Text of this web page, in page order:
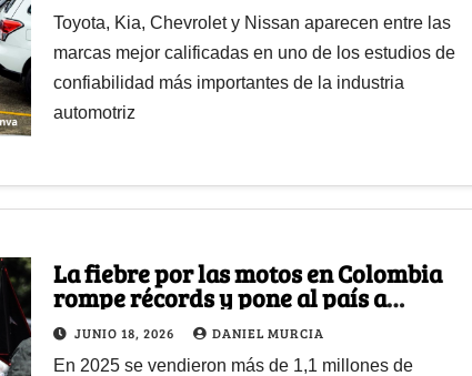
Toyota, Kia, Chevrolet y Nissan aparecen entre las
marcas mejor calificadas en uno de los estudios de
confiabilidad más importantes de la industria
automotriz
La fiebre por las motos en Colombia
rompe récords y pone al país a
competir con los grandes mercados
del mundo
JUNIO 18, 2026 DANIEL MURCIA
En 2025 se vendieron más de 1,1 millones de